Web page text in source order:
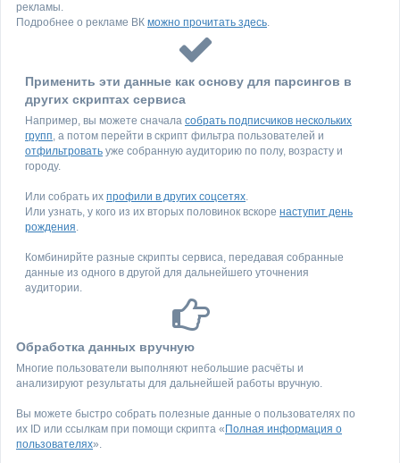
рекламы.
Подробнее о рекламе ВК можно прочитать здесь.
Применить эти данные как основу для парсингов в
других скриптах сервиса
Например, вы можете сначала собрать подписчиков нескольких
групп, а потом перейти в скрипт фильтра пользователей и
отфильтровать уже собранную аудиторию по полу, возрасту и
городу.
Или собрать их профили в других соцсетях.
Или узнать, у кого из их вторых половинок вскоре наступит день
рождения.
Комбинирйте разные скрипты сервиса, передавая собранные
данные из одного в другой для дальнейшего уточнения
аудитории.
Обработка данных вручную
Многие пользователи выполняют небольшие расчёты и
анализируют результаты для дальнейшей работы вручную.
Вы можете быстро собрать полезные данные о пользователях по
их ID или ссылкам при помощи скрипта « Полная информация о
пользователях».